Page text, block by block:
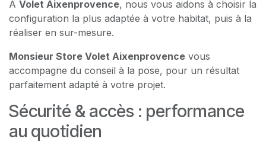
À Volet Aixenprovence, nous vous aidons à choisir la
configuration la plus adaptée à votre habitat, puis à la
réaliser en sur-mesure.
Monsieur Store Volet Aixenprovence vous
accompagne du conseil à la pose, pour un résultat
parfaitement adapté à votre projet.
Sécurité & accès : performance
au quotidien